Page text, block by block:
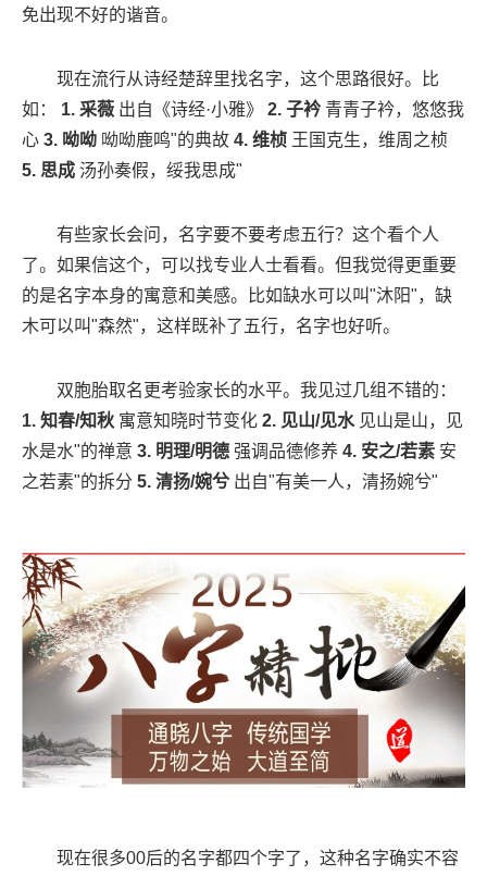
免出现不好的谐音。
现在流行从诗经楚辞里找名字，这个思路很好。比
如： 1. 采薇 出自《诗经·小雅》 2. 子衿 青青子衿，悠悠我
心 3. 呦呦 呦呦鹿鸣"的典故 4. 维桢 王国克生，维周之桢
5. 思成 汤孙奏假，绥我思成"
有些家长会问，名字要不要考虑五行？这个看个人
了。如果信这个，可以找专业人士看看。但我觉得更重要
的是名字本身的寓意和美感。比如缺水可以叫"沐阳"，缺
木可以叫"森然"，这样既补了五行，名字也好听。
双胞胎取名更考验家长的水平。我见过几组不错的：
1. 知春/知秋 寓意知晓时节变化 2. 见山/见水见山是山，见
水是水"的禅意 3. 明理/明德 强调品德修养 4. 安之/若素 安
之若素"的拆分 5. 清扬/婉兮出自"有美一人，清扬婉兮"
现在很多00后的名字都四个字了，这种名字确实不容